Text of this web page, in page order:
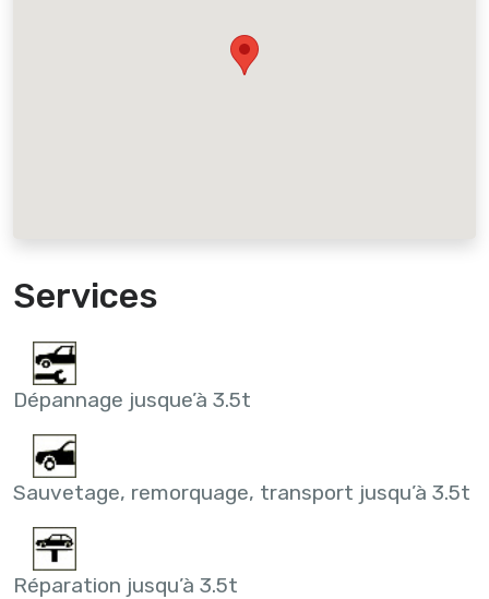
Services
Dépannage jusque’à 3.5t
Sauvetage, remorquage, transport jusqu’à 3.5t
Réparation jusqu’à 3.5t